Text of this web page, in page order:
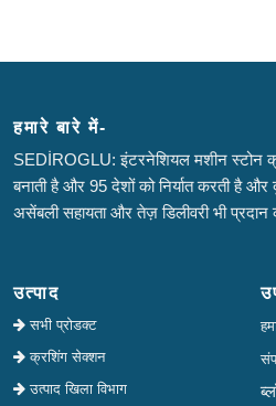
हमारे बारे में-
SEDİROGLU: इंटरनेशियल मशीन स्टोन
बनाती है और 95 देशों को निर्यात करती है और
असेंबली सहायता और तेज़ डिलीवरी भी प्रदान
उत्पाद
सभी प्रोडक्ट
क्रशिंग सेक्शन
उत्पाद खिला विभाग